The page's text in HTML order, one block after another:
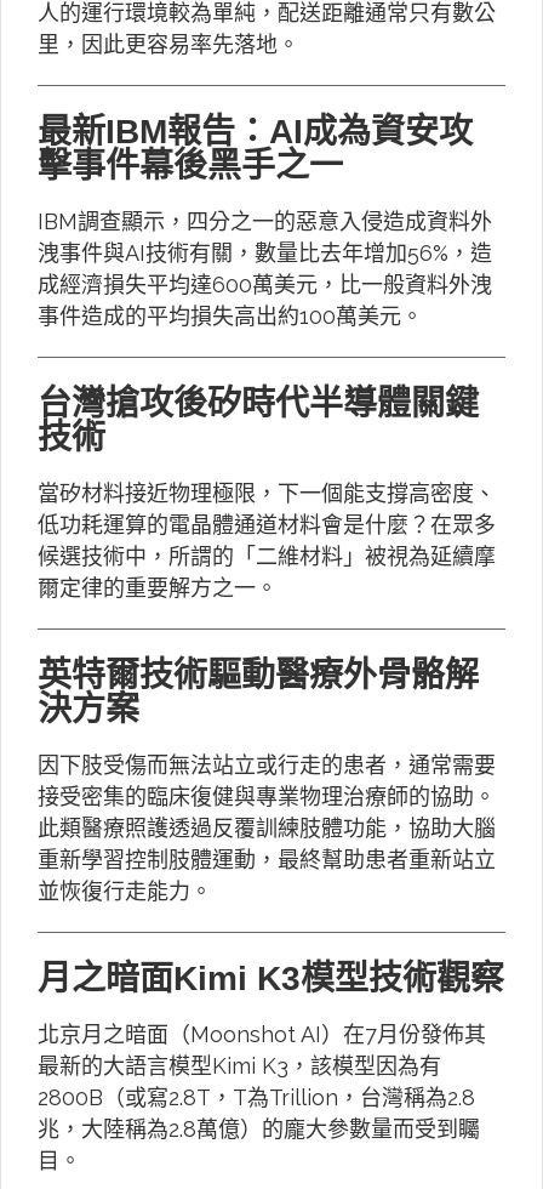
人的運行環境較為單純，配送距離通常只有數公
里，因此更容易率先落地。
最新IBM報告：AI成為資安攻
擊事件幕後黑手之一
IBM調查顯示，四分之一的惡意入侵造成資料外
洩事件與AI技術有關，數量比去年增加56%，造
成經濟損失平均達600萬美元，比一般資料外洩
事件造成的平均損失高出約100萬美元。
台灣搶攻後矽時代半導體關鍵
技術
當矽材料接近物理極限，下一個能支撐高密度、
低功耗運算的電晶體通道材料會是什麼？在眾多
候選技術中，所謂的「二維材料」被視為延續摩
爾定律的重要解方之一。
英特爾技術驅動醫療外骨骼解
決方案
因下肢受傷而無法站立或行走的患者，通常需要
接受密集的臨床復健與專業物理治療師的協助。
此類醫療照護透過反覆訓練肢體功能，協助大腦
重新學習控制肢體運動，最終幫助患者重新站立
並恢復行走能力。
月之暗面Kimi K3模型技術觀察
北京月之暗面（Moonshot AI）在7月份發佈其
最新的大語言模型Kimi K3，該模型因為有
2800B（或寫2.8T，T為Trillion，台灣稱為2.8
兆，大陸稱為2.8萬億）的龐大參數量而受到矚
目。